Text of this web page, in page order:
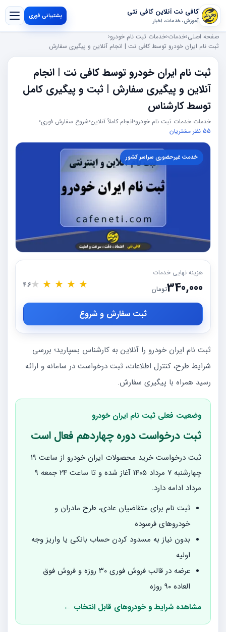
کافی نت آنلاین کافی نتی
آموزش، خدمات، اخبار
پشتیبانی فوری
صفحه اصلی‹خدمات‹خدمات ثبت نام خودرو‹
ثبت نام ایران خودرو توسط کافی نت | انجام آنلاین و پیگیری سفارش
ثبت نام ایران خودرو توسط کافی نت | انجام
آنلاین و پیگیری سفارش | ثبت و پیگیری کامل
توسط کارشناس
خدمات خدمات ثبت نام خودرو•انجام کاملاً آنلاین•شروع سفارش فوری•
55 نظر مشتریان
خدمت غیرحضوری سراسر کشور
هزینه نهایی خدمات
340,000تومان ★
★
★
★
★
4.6
ثبت سفارش و شروع
ثبت نام ایران خودرو را آنلاین به کارشناس بسپارید؛ بررسی
شرایط طرح، کنترل اطلاعات، ثبت درخواست در سامانه و ارائه
رسید همراه با پیگیری سفارش.
وضعیت فعلی ثبت نام ایران خودرو
ثبت درخواست دوره چهاردهم فعال است
ثبت درخواست خرید محصولات ایران خودرو از ساعت ۱۹
چهارشنبه ۷ مرداد ۱۴۰۵ آغاز شده و تا ساعت ۲۴ جمعه ۹
مرداد ادامه دارد.
ثبت نام برای متقاضیان عادی، طرح مادران و
خودروهای فرسوده
بدون نیاز به مسدود کردن حساب بانکی یا واریز وجه
اولیه
عرضه در قالب فروش فوری ۳۰ روزه و فروش فوق
العاده ۹۰ روزه
مشاهده شرایط و خودروهای قابل انتخاب ←